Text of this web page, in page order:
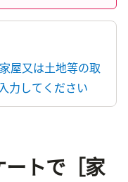
屋又は土地等の取
力してください
トで［家